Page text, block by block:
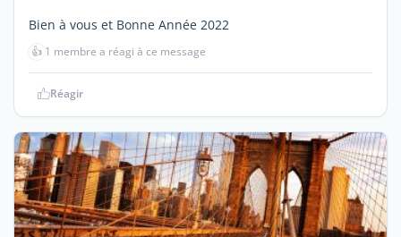
Bien à vous et Bonne Année 2022
👍 1 membre a réagi à ce message
Réagir